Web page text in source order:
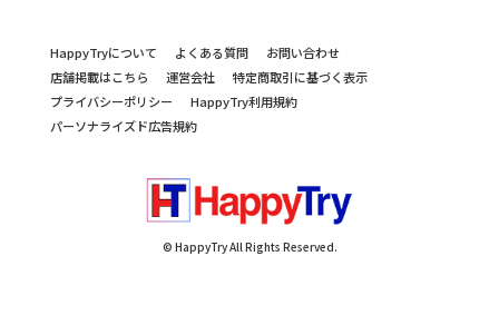
HappyTryについて よくある質問
お問い合わせ
店舗掲載はこちら
運営会社
特定商取引に基づく表示
プライバシーポリシー
HappyTry利用規約
パーソナライズド広告規約
© HappyTry All Rights Reserved.